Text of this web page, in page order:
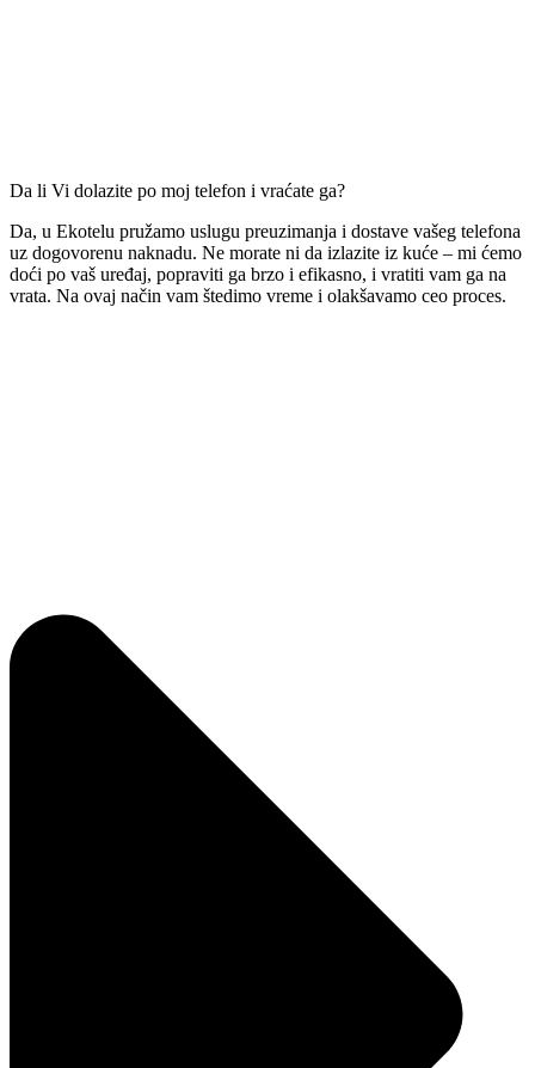
Da li Vi dolazite po moj telefon i vraćate ga?
Da, u Ekotelu pružamo uslugu preuzimanja i dostave vašeg telefona
uz dogovorenu naknadu. Ne morate ni da izlazite iz kuće – mi ćemo
doći po vaš uređaj, popraviti ga brzo i efikasno, i vratiti vam ga na
vrata. Na ovaj način vam štedimo vreme i olakšavamo ceo proces.